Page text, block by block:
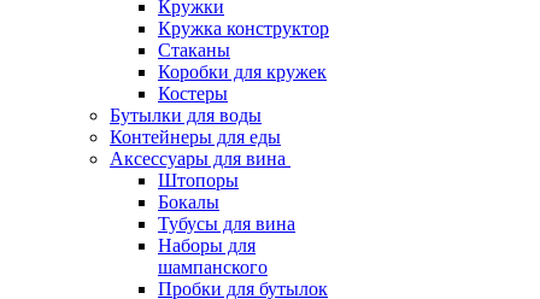
Кружки
Кружка конструктор
Стаканы
Коробки для кружек
Костеры
Бутылки для воды
Контейнеры для еды
Аксессуары для вина
Штопоры
Бокалы
Тубусы для вина
Наборы для
шампанского
Пробки для бутылок